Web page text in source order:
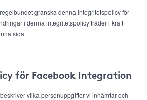
granska denna integritetspolicy för
i denna integritetspolicy träder i kraft
sida.
för Facebook Integration
vilka personuppgifter vi inhämtar och